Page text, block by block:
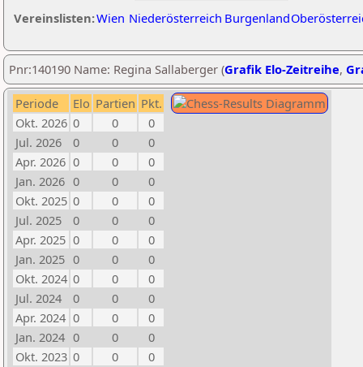
Vereinslisten:Wien Niederösterreich Burgenland
Pnr:140190 Name: Regina Sallaberger (Grafik Elo-Zeitreihe,
Periode Elo Partien Pkt.
Okt. 2026 0 0
0
Jul. 2026
0 0
0
Apr. 2026 0 0
0
Jan. 2026 0 0
0
Okt. 2025 0 0
0
Jul. 2025
0 0
0
Apr. 2025 0 0
0
Jan. 2025 0 0
0
Okt. 2024 0 0
0
Jul. 2024
0 0
0
Apr. 2024 0 0
0
Jan. 2024 0 0
0
Okt. 2023 0 0
0